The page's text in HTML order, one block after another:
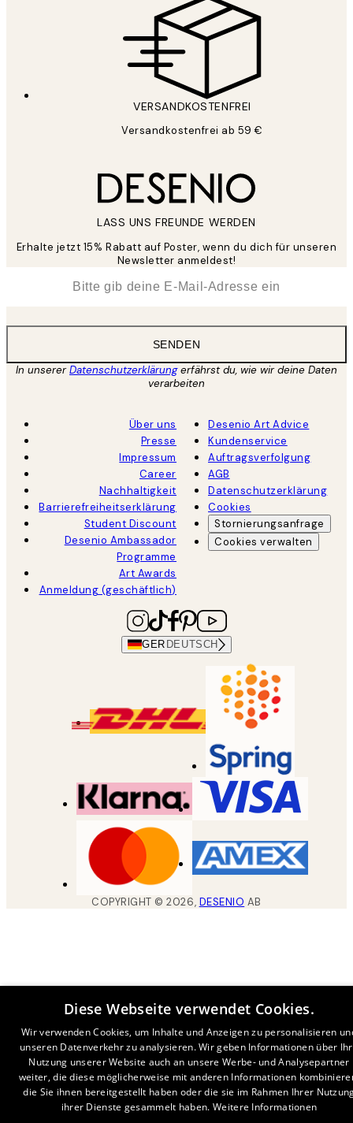
VERSANDKOSTENFREI
Versandkostenfrei ab 59 €
LASS UNS FREUNDE WERDEN
Erhalte jetzt 15% Rabatt auf Poster, wenn du dich für unseren
Newsletter anmeldest!
SENDEN
In unsererDatenschutzerklärungerfährst du, wie wir deine Daten
verarbeiten
Über uns
Presse
Impressum
Career
Nachhaltigkeit
Barrierefreiheitserklärung
Student Discount
Desenio Ambassador
Programme
Art Awards
Anmeldung (geschäftlich)
Desenio Art Advice
Kundenservice
Auftragsverfolgung
AGB
Datenschutzerklärung
Cookies
Stornierungsanfrage
Cookies verwalten
GER DEUTSCH
COPYRIGHT ©2026, DESENIO AB
Diese Webseite verwendet Cookies.
Wir verwenden Cookies, um Inhalte und Anzeigen zu personalisieren
unseren Datenverkehr zu analysieren. Wir geben Informationen über
Nutzung unserer Website auch an unsere Werbe- und Analysepartner
weiter, die diese möglicherweise mit anderen Informationen
die Sie ihnen bereitgestellt haben oder die sie im Rahmen Ihrer
ihrer Dienste gesammelt haben. Weitere Informationen